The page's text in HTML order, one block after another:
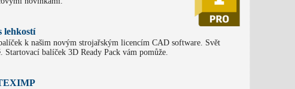
lehkostí
k našim novým strojařským licencím CAD software. Svět
balíček 3D Ready Pack vám pomůže.